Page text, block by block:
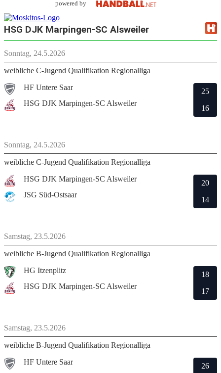
powered by
HSG DJK Marpingen-SC Alsweiler
Sonntag, 24.5.2026
weibliche C-Jugend Qualifikation Regionalliga
HF Untere Saar
HSG DJK Marpingen-SC Alsweiler
25
16
Sonntag, 24.5.2026
weibliche C-Jugend Qualifikation Regionalliga
HSG DJK Marpingen-SC Alsweiler
JSG Süd-Ostsaar
20
14
Samstag, 23.5.2026
weibliche B-Jugend Qualifikation Regionalliga
HG Itzenplitz
HSG DJK Marpingen-SC Alsweiler
18
17
Samstag, 23.5.2026
weibliche B-Jugend Qualifikation Regionalliga
HF Untere Saar
26